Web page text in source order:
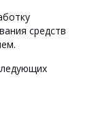
средств